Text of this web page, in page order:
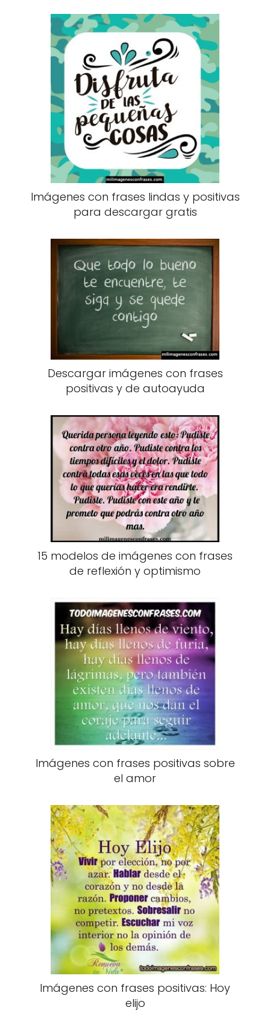
Imágenes con frases lindas y positivas
para descargar gratis
Descargar imágenes con frases
positivas y de autoayuda
15 modelos de imágenes con frases
de reflexión y optimismo
Imágenes con frases positivas sobre
el amor
Imágenes con frases positivas: Hoy
elijo